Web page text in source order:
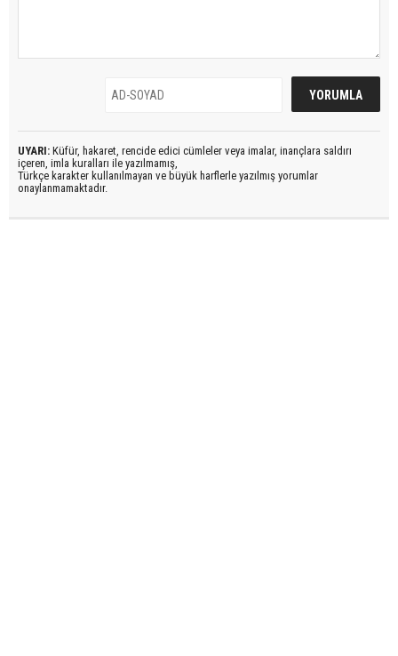
UYARI: Küfür, hakaret, rencide edici cümleler veya imalar, inançlara saldırı
içeren, imla kuralları ile yazılmamış,
Türkçe karakter kullanılmayan ve büyük harflerle yazılmış yorumlar
onaylanmamaktadır.